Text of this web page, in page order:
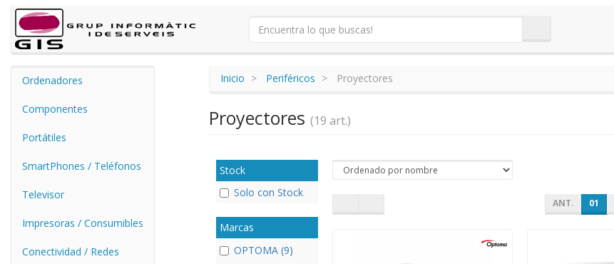
Ordenadores
Componentes
Portátiles
SmartPhones / Teléfonos
Televisor
Impresoras / Consumibles
Conectividad / Redes
Inicio Periféricos Proyectores
Proyectores (19 art.)
Stock
Solo con Stock
Marcas
OPTOMA (9)
ANT. 01